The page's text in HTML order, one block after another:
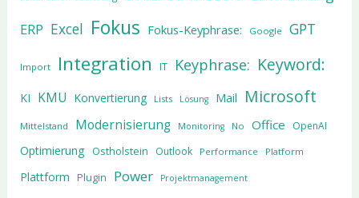
ERP Excel Fokus Fokus-Keyphrase: Google GPT
Import Integration IT Keyphrase: Keyword:
KI KMU Konvertierung Lists Lösung Mail Microsoft
Mittelstand Modernisierung Monitoring No Office OpenAI
Optimierung Ostholstein Outlook Performance Platform
Plattform Plugin Power Projektmanagement